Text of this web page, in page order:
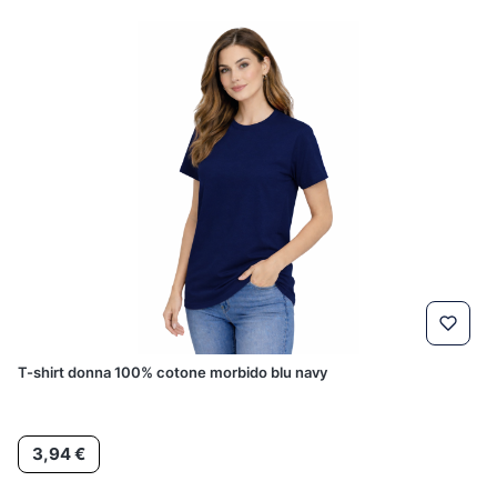
T-shirt donna 100% cotone morbido blu navy
Prezzo
3,94 €